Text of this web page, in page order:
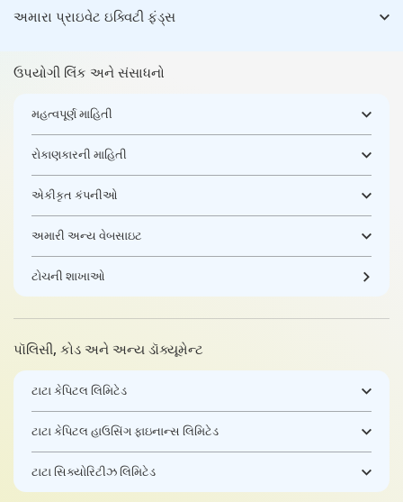
અમારા પ્રાઇવેટ ઇક્વિટી ફંડ્સ
ઉપયોગી લિંક અને સંસાધનો
મહત્વપૂર્ણ માહિતી
રોકાણકારની માહિતી
એકીકૃત કંપનીઓ
અમારી અન્ય વેબસાઇટ
ટોચની શાખાઓ
પૉલિસી, કોડ અને અન્ય ડૉક્યૂમેન્ટ
ટાટા કેપિટલ લિમિટેડ
ટાટા કેપિટલ હાઉસિંગ ફાઇનાન્સ લિમિટેડ
ટાટા સિક્યોરિટીઝ લિમિટેડ